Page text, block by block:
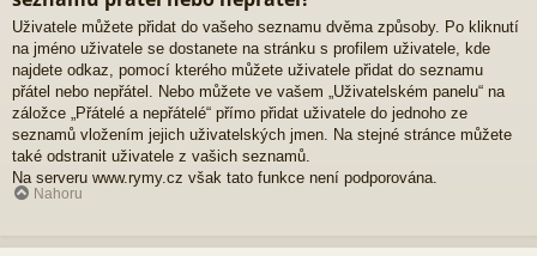
Uživatele můžete přidat do vašeho seznamu dvěma způsoby. Po kliknutí
na jméno uživatele se dostanete na stránku s profilem uživatele, kde
najdete odkaz, pomocí kterého můžete uživatele přidat do seznamu
přátel nebo nepřátel. Nebo můžete ve vašem „Uživatelském panelu“ na
záložce „Přátelé a nepřátelé“ přímo přidat uživatele do jednoho ze
seznamů vložením jejich uživatelských jmen. Na stejné stránce můžete
také odstranit uživatele z vašich seznamů.
Na serveru www.rymy.cz však tato funkce není podporována.
Nahoru